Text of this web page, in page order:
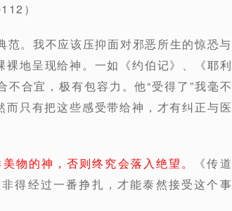
）
。我不应该压抑面对邪恶所生的惊恐与
地呈现给神。一如《约伯记》、《耶利
合宜，极有包容力。他“受得了”我毫不
只有把这些感受带给神，才有纠正与医
物的神，否则终究会落入绝望。
《传道
得经过一番挣扎，才能泰然接受这个事